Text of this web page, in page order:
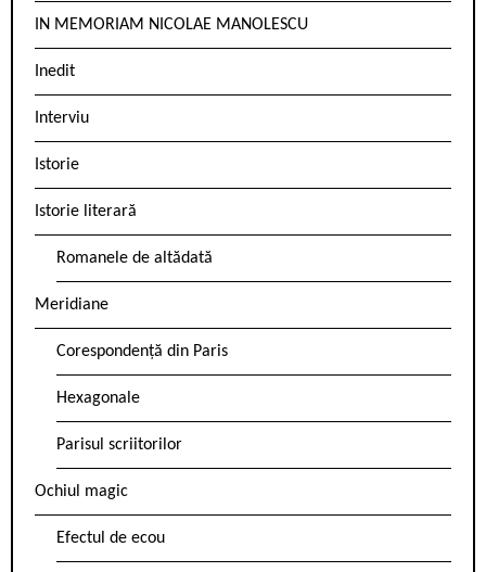
IN MEMORIAM NICOLAE MANOLESCU
Inedit
Interviu
Istorie
Istorie literară
Romanele de altădată
Meridiane
Corespondență din Paris
Hexagonale
Parisul scriitorilor
Ochiul magic
Efectul de ecou